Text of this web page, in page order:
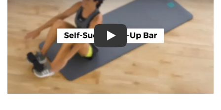
Play